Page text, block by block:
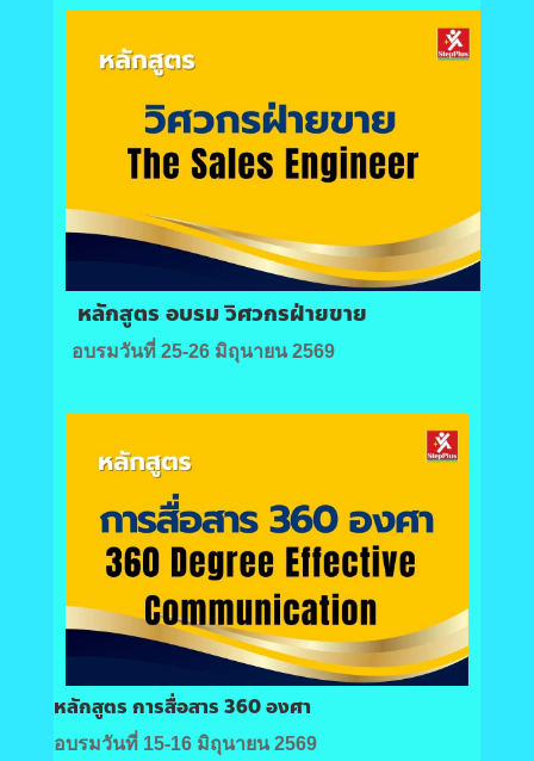
หลักสูตร อบรม วิศวกรฝ่ายขาย
อบรมวันที่ 25-26 มิถุนายน 2569
หลักสูตร การสื่อสาร 360 องศา
อบรมวันที่ 15-16 มิถุนายน 2569